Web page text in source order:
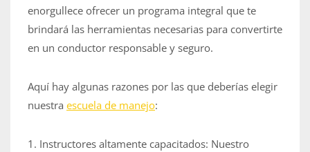
enorgullece ofrecer un programa integral que te
brindará las herramientas necesarias para convertirte
en un conductor responsable y seguro.
Aquí hay algunas razones por las que deberías elegir
nuestra escuela de manejo:
1. Instructores altamente capacitados: Nuestro